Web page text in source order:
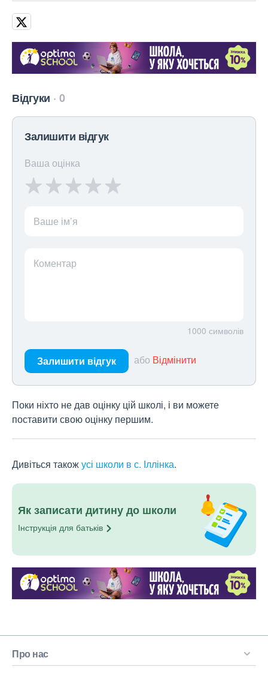
Відгуки 0
Залишити відгук
Ваша оцінка
Ваше ім’я
Коментар
1000 символів
Залишити відгук або Відмінити
Поки ніхто не дав оцінку цій школі, і ви можете
поставити свою оцінку першим.
Дивіться такожусі школи в с. Іллінка.
Як записати дитину до школи
Інструкція для батьків
Про нас